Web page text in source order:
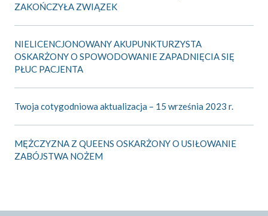
ZAKOŃCZYŁA ZWIĄZEK
NIELICENCJONOWANY AKUPUNKTURZYSTA
OSKARŻONY O SPOWODOWANIE ZAPADNIĘCIA SIĘ
PŁUC PACJENTA
Twoja cotygodniowa aktualizacja – 15 września 2023 r.
MĘŻCZYZNA Z QUEENS OSKARŻONY O USIŁOWANIE
ZABÓJSTWA NOŻEM